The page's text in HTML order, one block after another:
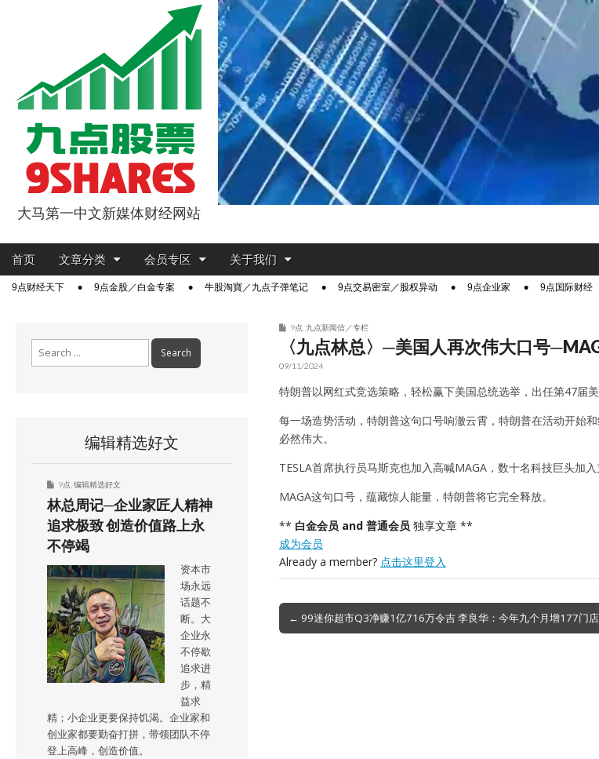
9点股票
大马第一中文新媒体财经网站
Main
Skip
content
首页 文章分类 会员专区 关于我们
Sub9点财经天下 9点金股／白金专案 牛股淘寶／九点子弹笔记 9点交易密室／股权异动 9点企业家 9点国际财经
9点 九点新闻信／专栏
〈九点林总〉─美国人再次伟大口号
09/11/2024
特朗普以网红式竞选策略，轻松赢下美国总统选举，出任第47届
每一场造势活动，特朗普这句口号响澈云霄，特朗普在活动开始
必然伟大。
TESLA首席执行员马斯克也加入高喊MAGA，数十名科技巨头加
MAGA这句口号，蕴藏惊人能量，特朗普将它完全释放。
** 白金会员 and 普通会员 独享文章 **
成为会员
Already a member? 点击这里登入
Post
navigation
← 99迷你超市Q3净赚1亿716万令吉 李良华：今年九个月增177门店
编辑精选好文
9点 编辑精选好文
林总周记─企业家匠人精神
追求极致 创造价值路上永
不停竭
资本市
场永远
话题不
断。大
企业永
不停歇
追求进
步，精
益求
精；小企业更要保持饥渴。企业家和
创业家都要勤奋打拼，带领团队不停
登上高峰，创造价值。